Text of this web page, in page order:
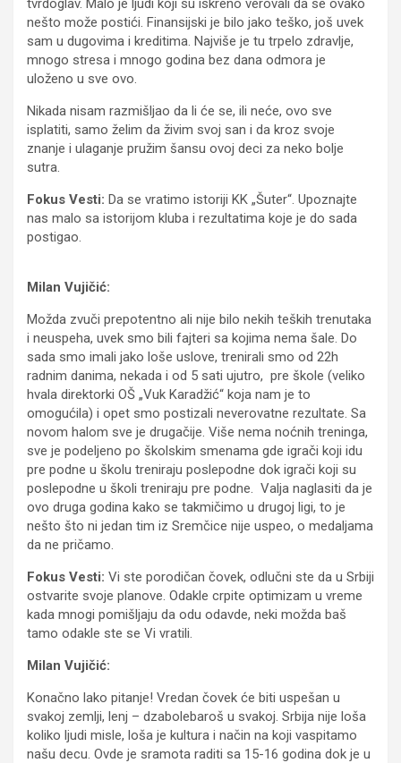
tvrdoglav. Malo je ljudi koji su iskreno verovali da se ovako
nešto može postići. Finansijski je bilo jako teško, još uvek
sam u dugovima i kreditima. Najviše je tu trpelo zdravlje,
mnogo stresa i mnogo godina bez dana odmora je
uloženo u sve ovo.
Nikada nisam razmišljao da li će se, ili neće, ovo sve
isplatiti, samo želim da živim svoj san i da kroz svoje
znanje i ulaganje pružim šansu ovoj deci za neko bolje
sutra.
Fokus Vesti: Da se vratimo istoriji KK „Šuter“. Upoznajte
nas malo sa istorijom kluba i rezultatima koje je do sada
postigao.
Milan Vujičić:
Možda zvuči prepotentno ali nije bilo nekih teških trenutaka
i neuspeha, uvek smo bili fajteri sa kojima nema šale. Do
sada smo imali jako loše uslove, trenirali smo od 22h
radnim danima, nekada i od 5 sati ujutro, pre škole (veliko
hvala direktorki OŠ „Vuk Karadžić“ koja nam je to
omogućila) i opet smo postizali neverovatne rezultate. Sa
novom halom sve je drugačije. Više nema noćnih treninga,
sve je podeljeno po školskim smenama gde igrači koji idu
pre podne u školu treniraju poslepodne dok igrači koji su
poslepodne u školi treniraju pre podne. Valja naglasiti da je
ovo druga godina kako se takmičimo u drugoj ligi, to je
nešto što ni jedan tim iz Sremčice nije uspeo, o medaljama
da ne pričamo.
Fokus Vesti: Vi ste porodičan čovek, odlučni ste da u Srbiji
ostvarite svoje planove. Odakle crpite optimizam u vreme
kada mnogi pomišljaju da odu odavde, neki možda baš
tamo odakle ste se Vi vratili.
Milan Vujičić:
Konačno lako pitanje! Vredan čovek će biti uspešan u
svakoj zemlji, lenj – dzabolebaroš u svakoj. Srbija nije loša
koliko ljudi misle, loša je kultura i način na koji vaspitamo
našu decu. Ovde je sramota raditi sa 15-16 godina dok je u